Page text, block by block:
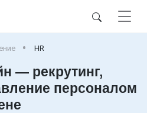
HR
— рекрутинг,
персоналом